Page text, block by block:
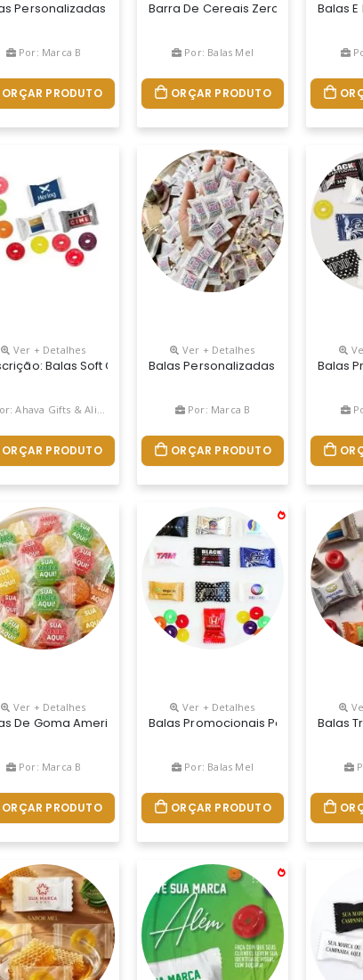
Vermelhas. Embalagem: Branca Pérola, Chapada,
Orifício No Centro. Sabores: Abacaxi, Cereja, Limão,
Personalizadas Tradicionais Sabor Leite É Uma Ótima
Por: Marca B
ORÇAR PRODUTO
Barra De Cereais Zero Sabores
Por: Balas Mel
ORÇAR PRODUTO
Balas
Em Sabores Sortidos Uva , Cereja, Laranja E
Fresh. Sabor: Menta Fresh. Embalagem: Branca
Ver + Detalhes
Balas Soft Cilíndrica Com Orifício No Centro.
Ahava Gifts & Alimentos Personalizados
ORÇAR PRODUTO
Ver + Detalhes
Balas Personalizadas Tradicionais
Por: Marca B
ORÇAR PRODUTO
Balas
Barato Brinde Promocional Do Mercado
Redondas, Drageadas. Cores Sortidas: Amarelo,
Ver + Detalhes
De Goma Americana São Uma Ótima Opção De Brinde
Por: Marca B
ORÇAR PRODUTO
Ver + Detalhes
Balas Promocionais Para
Por: Balas Mel
ORÇAR PRODUTO
Balas